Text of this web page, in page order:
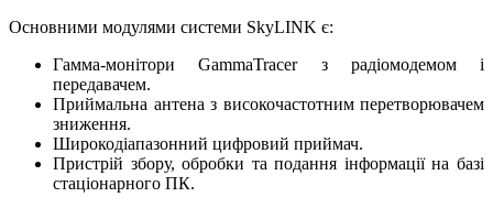
Основними модулями системи SkyLINK є:
Гамма-монітори GammaTracer з радіомодемом і
передавачем.
Приймальна антена з високочастотним перетворювачем
зниження.
Широкодіапазонний цифровий приймач.
Пристрій збору, обробки та подання інформації на базі
стаціонарного ПК.